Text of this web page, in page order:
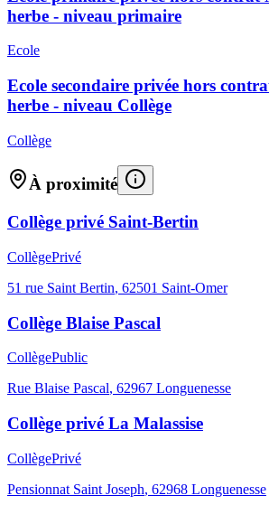
herbe - niveau primaire
Ecole
Ecole secondaire privée hors
herbe - niveau Collège
Collège
À proximité
Collège privé Saint-Bertin
CollègePrivé
51 rue Saint Bertin, 62501 Saint-Omer
Collège Blaise Pascal
CollègePublic
Rue Blaise Pascal, 62967 Longuenesse
Collège privé La Malassise
CollègePrivé
Pensionnat Saint Joseph, 62968 Longuenesse